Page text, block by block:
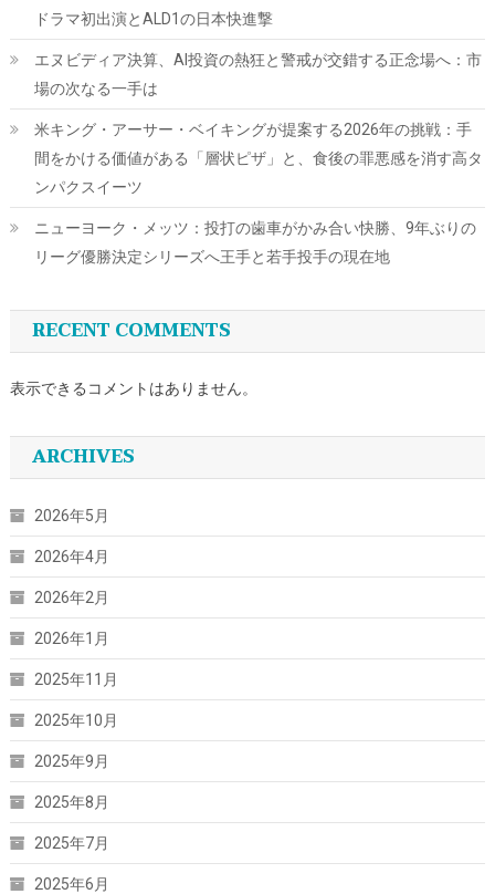
ドラマ初出演とALD1の日本快進撃
エヌビディア決算、AI投資の熱狂と警戒が交錯する正念場へ：市
場の次なる一手は
米キング・アーサー・ベイキングが提案する2026年の挑戦：手
間をかける価値がある「層状ピザ」と、食後の罪悪感を消す高タ
ンパクスイーツ
ニューヨーク・メッツ：投打の歯車がかみ合い快勝、9年ぶりの
リーグ優勝決定シリーズへ王手と若手投手の現在地
RECENT COMMENTS
表示できるコメントはありません。
ARCHIVES
2026年5月
2026年4月
2026年2月
2026年1月
2025年11月
2025年10月
2025年9月
2025年8月
2025年7月
2025年6月